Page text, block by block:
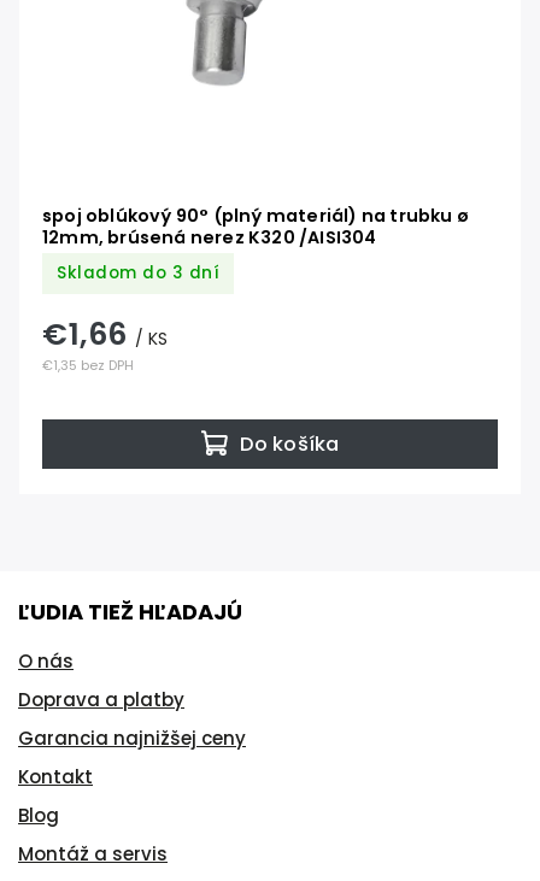
spoj oblúkový 90° (plný materiál) na trubku ø
12mm, brúsená nerez K320 /AISI304
Skladom do 3 dní
€1,35 bez DPH
€1,66 / KS
Do košíka
ĽUDIA TIEŽ HĽADAJÚ
O nás
Doprava a platby
Garancia najnižšej ceny
Kontakt
Blog
Montáž a servis